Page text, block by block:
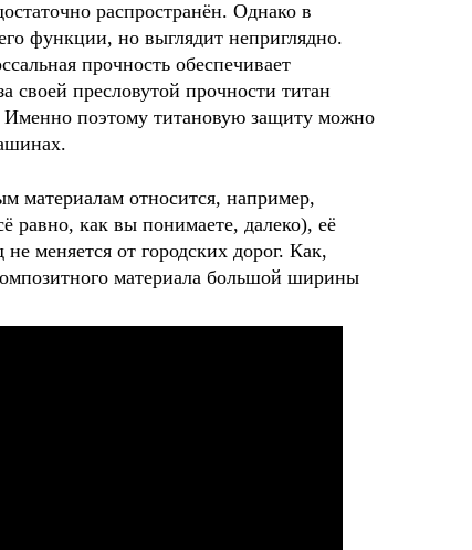
распространён. Однако в
функции, но выглядит неприглядно.
прочность обеспечивает
пресловутой прочности титан
Именно поэтому титановую защиту можно
материалам относится, например,
равно, как вы понимаете, далеко), её
меняется от городских дорог. Как,
материала большой ширины